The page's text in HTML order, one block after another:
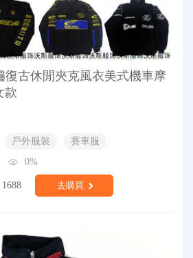
復古休閒夾克風衣美式機車摩
款
戶外服裝
賽車服
0%
1688 去購買